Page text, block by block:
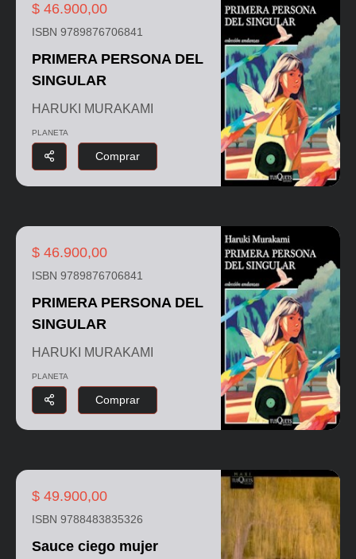
$ 46.900,00
ISBN 9789876706841
PRIMERA PERSONA DEL
SINGULAR
HARUKI MURAKAMI
PLANETA
Comprar
$ 46.900,00
ISBN 9789876706841
PRIMERA PERSONA DEL
SINGULAR
HARUKI MURAKAMI
PLANETA
Comprar
$ 49.900,00
ISBN 9788483835326
Sauce ciego mujer